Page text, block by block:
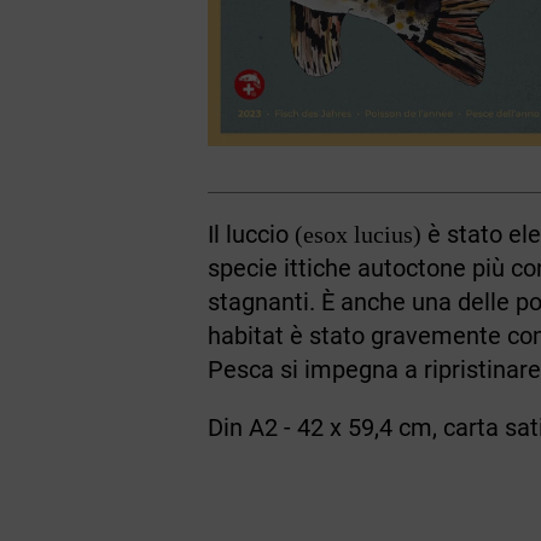
Il luccio (esox lucius) è stato
specie ittiche autoctone più
stagnanti. È anche una delle
habitat è stato gravemente
Pesca si impegna a
Din A2 - 42 x 59,4 cm, carta